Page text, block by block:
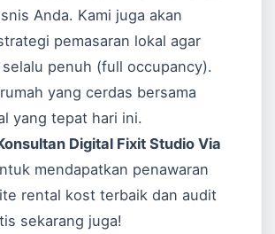
Anda. Kami juga akan
pemasaran lokal agar
penuh (full occupancy).
yang cerdas bersama
yang tepat hari ini.
Digital Fixit Studio Via
mendapatkan penawaran
rental kost terbaik dan audit
sekarang juga!